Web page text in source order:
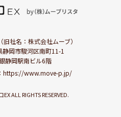
社名：株式会社ムーブ）
岡市駿河区南町11-1
静岡駅南ビル6階
https://www.move-p.jp/
ALL RIGHTS RESERVED.